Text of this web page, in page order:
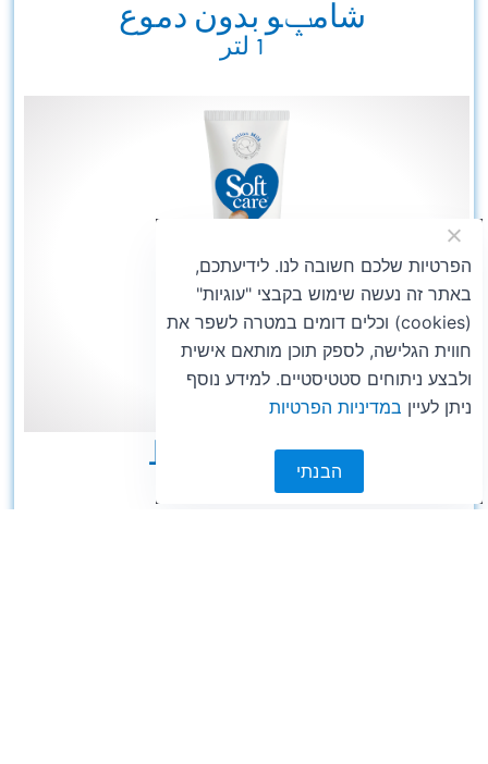
شامݒو بدون دموع
1 لتر
مرهم للتحفيظ
100 مل
הפרטיות שלכם חשובה לנו. לידיעתכם,
באתר זה נעשה שימוש בקבצי "עוגיות"
(cookies) וכלים דומים במטרה לשפר את
חווית הגלישה, לספק תוכן מותאם אישית
ולבצע ניתוחים סטטיסטיים. למידע נוסף
ניתן לעיין במדיניות הפרטיות
הבנתי